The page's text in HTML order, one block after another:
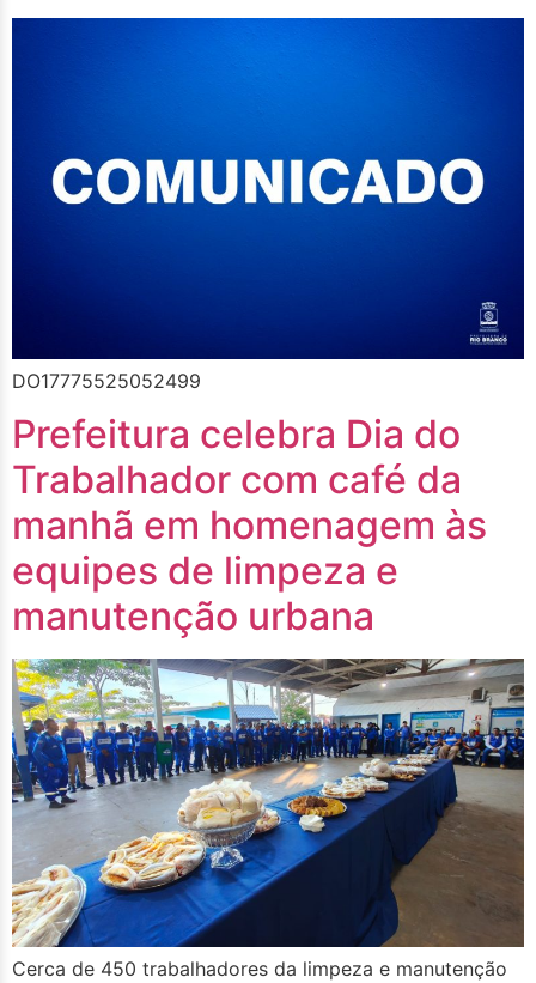
DO17775525052499
Prefeitura celebra Dia do
Trabalhador com café da
manhã em homenagem às
equipes de limpeza e
manutenção urbana
Cerca de 450 trabalhadores da limpeza e manutenção